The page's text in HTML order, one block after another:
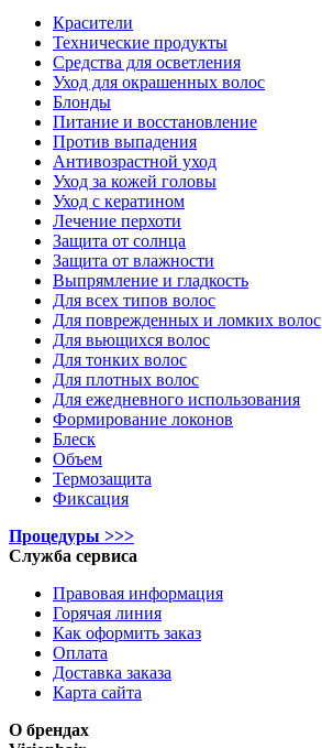
Красители
Технические продукты
Средства для осветления
Уход для окрашенных волос
Блонды
Питание и восстановление
Против выпадения
Антивозрастной уход
Уход за кожей головы
Уход с кератином
Лечение перхоти
Защита от солнца
Защита от влажности
Выпрямление и гладкость
Для всех типов волос
Для поврежденных и ломких волос
Для вьющихся волос
Для тонких волос
Для плотных волос
Для ежедневного использования
Формирование локонов
Блеск
Объем
Термозащита
Фиксация
Процедуры >>>
Служба сервиса
Правовая информация
Горячая линия
Как оформить заказ
Оплата
Доставка заказа
Карта сайта
О брендах